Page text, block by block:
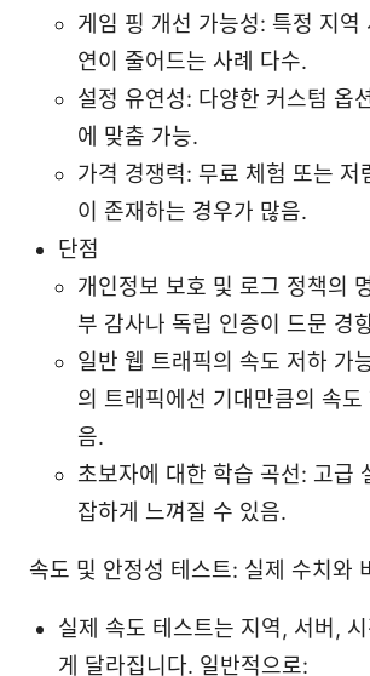
게임 핑 개선 가능성: 특정 지역
연이 줄어드는 사례 다수.
설정 유연성: 다양한 커스텀 옵
에 맞춤 가능.
가격 경쟁력: 무료 체험 또는 저
이 존재하는 경우가 많음.
단점
개인정보 보호 및 로그 정책의
부 감사나 독립 인증이 드문 경
일반 웹 트래픽의 속도 저하 가
의 트래픽에선 기대만큼의 속도
음.
초보자에 대한 학습 곡선: 고급
잡하게 느껴질 수 있음.
속도 및 안정성 테스트: 실제 수치와
실제 속도 테스트는 지역, 서버,
게 달라집니다. 일반적으로: